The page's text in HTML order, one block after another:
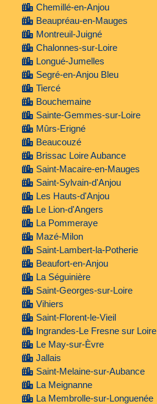
Chemillé-en-Anjou
Beaupréau-en-Mauges
Montreuil-Juigné
Chalonnes-sur-Loire
Longué-Jumelles
Segré-en-Anjou Bleu
Tiercé
Bouchemaine
Sainte-Gemmes-sur-Loire
Mûrs-Erigné
Beaucouzé
Brissac Loire Aubance
Saint-Macaire-en-Mauges
Saint-Sylvain-d'Anjou
Les Hauts-d'Anjou
Le Lion-d'Angers
La Pommeraye
Mazé-Milon
Saint-Lambert-la-Potherie
Beaufort-en-Anjou
La Séguinière
Saint-Georges-sur-Loire
Vihiers
Saint-Florent-le-Vieil
Ingrandes-Le Fresne sur Loire
Le May-sur-Èvre
Jallais
Saint-Melaine-sur-Aubance
La Meignanne
La Membrolle-sur-Longuenée